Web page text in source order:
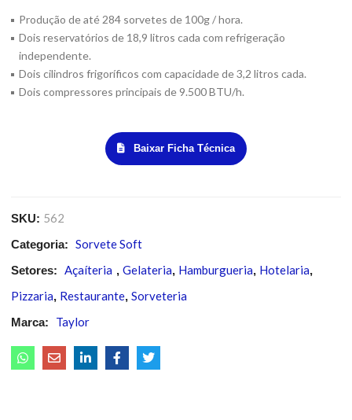
Produção de até 284 sorvetes de 100g / hora.
Dois reservatórios de 18,9 litros cada com refrigeração
independente.
Dois cilindros frigoríficos com capacidade de 3,2 litros cada.
Dois compressores principais de 9.500 BTU/h.
Baixar Ficha Técnica
SKU: 562
Categoria: Sorvete Soft
Setores: Açaíteria ,Gelateria, Hamburgueria, Hotelaria,
Pizzaria, Restaurante,Sorveteria
Marca: Taylor